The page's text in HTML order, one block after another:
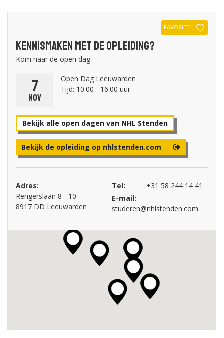
FAVORIET
Kennismaken met de opleiding?
Kom naar de open dag
7
nov
Open Dag Leeuwarden
Tijd: 10:00 - 16:00 uur
Bekijk alle open dagen van NHL Stenden
Bekijk de opleiding op nhlstenden.com
Adres:
Rengerslaan 8 - 10
8917 DD Leeuwarden
Tel:
+31 58 244 14 41
E-mail:
studeren@nhlstenden.com